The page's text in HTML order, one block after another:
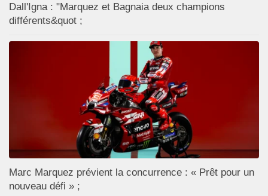
Dall'Igna : "Marquez et Bagnaia deux champions
différents&quot ;
Marc Marquez prévient la concurrence : « Prêt pour un
nouveau défi » ;